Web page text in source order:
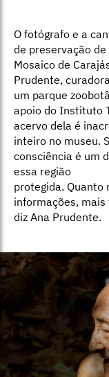
O fotógrafo e a
de preservação
Mosaico de
Prudente,
um parque
apoio do Instituto
acervo dela é
inteiro no museu.
consciência é um
essa região
protegida. Quanto
informações,
diz Ana Prudente.